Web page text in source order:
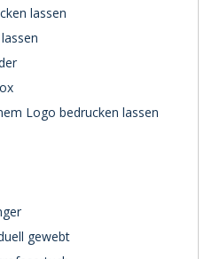
lassen
Logo bedrucken lassen
gewebt